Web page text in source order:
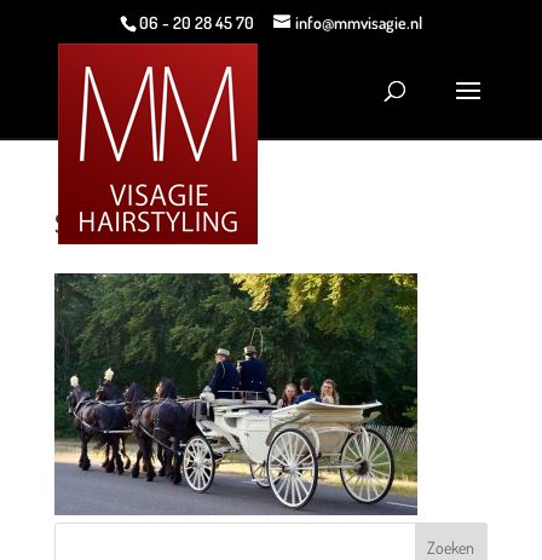
06 - 20 28 45 70 info@mmvisagie.nl
SONY DSC